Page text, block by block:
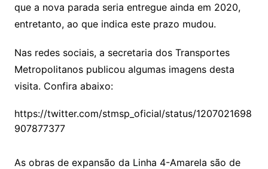
que a nova parada seria entregue ainda em 2020,
entretanto, ao que indica este prazo mudou.
Nas redes sociais, a secretaria dos Transportes
Metropolitanos publicou algumas imagens desta
visita. Confira abaixo:
https://twitter.com/stmsp_oficial/status/1207021698
907877377
As obras de expansão da Linha 4-Amarela são de